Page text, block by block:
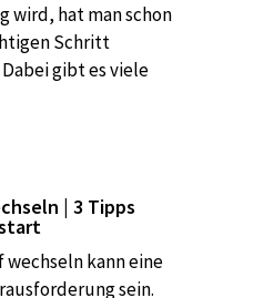
wird, hat man schon
Schritt
gibt es viele
| 3 Tipps
wechseln kann eine
sein.